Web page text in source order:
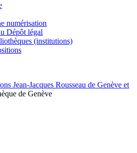
numérisation
Dépôt légal
(institutions)